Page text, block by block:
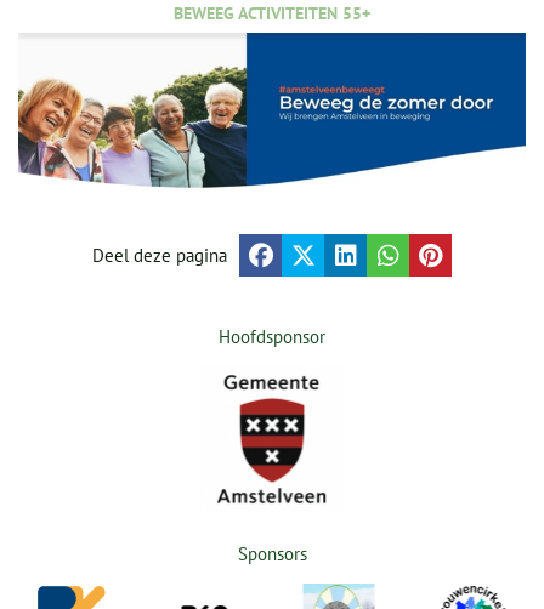
BEWEEG ACTIVITEITEN 55+
Deel deze pagina
Hoofdsponsor
Sponsors